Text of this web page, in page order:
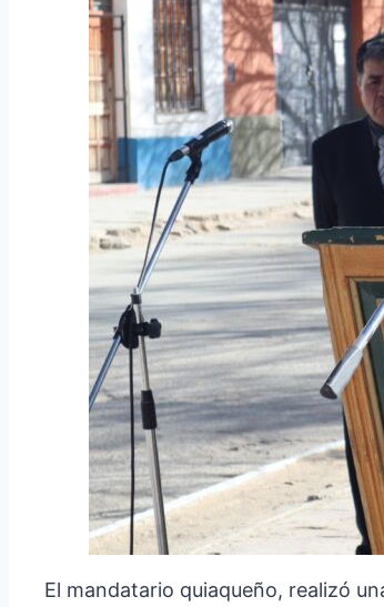
El mandatario quiaqueño, realizó